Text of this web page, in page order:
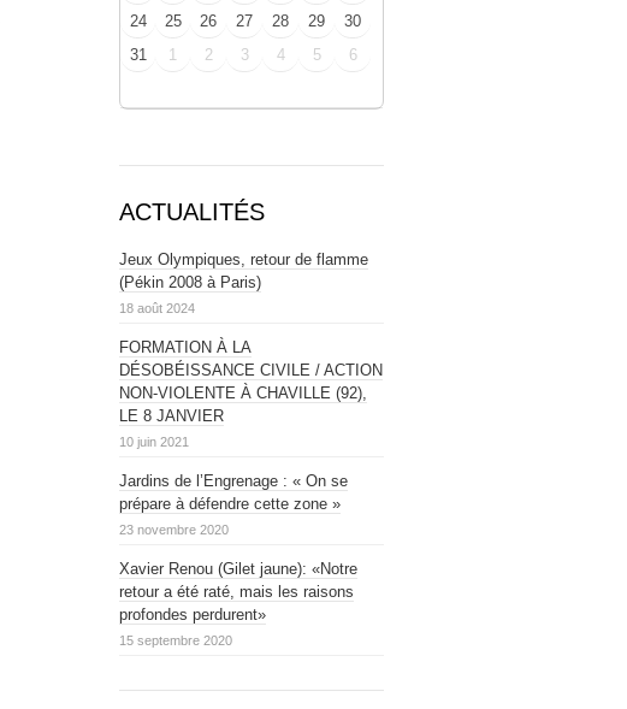
24
25 26 27 28 29
30
31
1 2 3 4 5 6
ACTUALITÉS
Jeux Olympiques, retour de flamme
(Pékin 2008 à Paris)
18 août 2024
FORMATION À LA
DÉSOBÉISSANCE CIVILE / ACTION
NON-VIOLENTE À CHAVILLE (92),
LE 8 JANVIER
10 juin 2021
Jardins de l’Engrenage : « On se
prépare à défendre cette zone »
23 novembre 2020
Xavier Renou (Gilet jaune): «Notre
retour a été raté, mais les raisons
profondes perdurent»
15 septembre 2020